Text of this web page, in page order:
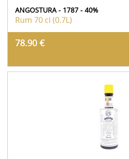
ANGOSTURA - 1787 - 40%
Rum 70 cl (0.7L)
78.90 €